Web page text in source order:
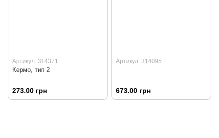
Артикул: 314371
Кермо, тип 2
273.00 грн
Артикул: 314095
673.00 грн